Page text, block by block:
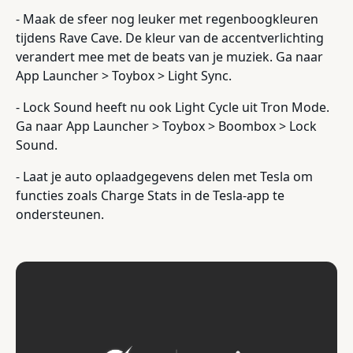
- Maak de sfeer nog leuker met regenboogkleuren
tijdens Rave Cave. De kleur van de accentverlichting
verandert mee met de beats van je muziek. Ga naar
App Launcher > Toybox > Light Sync.
- Lock Sound heeft nu ook Light Cycle uit Tron Mode.
Ga naar App Launcher > Toybox > Boombox > Lock
Sound.
- Laat je auto oplaadgegevens delen met Tesla om
functies zoals Charge Stats in de Tesla-app te
ondersteunen.